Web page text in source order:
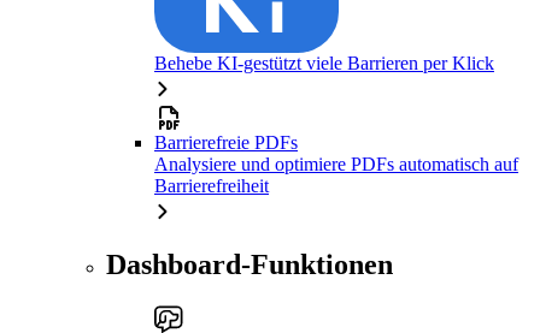
Behebe KI-gestützt viele Barrieren per Klick
Barrierefreie PDFs
Analysiere und optimiere PDFs automatisch auf
Barrierefreiheit
Dashboard-Funktionen